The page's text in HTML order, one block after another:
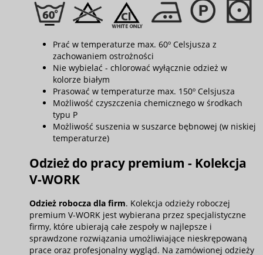
Prać w temperaturze max. 60º Celsjusza z
zachowaniem ostrożności
Nie wybielać - chlorować wyłącznie odzież w
kolorze białym
Prasować w temperaturze max. 150º Celsjusza
Możliwość czyszczenia chemicznego w środkach
typu P
Możliwość suszenia w suszarce bębnowej (w niskiej
temperaturze)
Odzież do pracy premium - Kolekcja
V-WORK
Odzież robocza dla firm. Kolekcja odzieży roboczej
premium V-WORK jest wybierana przez specjalistyczne
firmy, które ubierają całe zespoły w najlepsze i
sprawdzone rozwiązania umożliwiające nieskrępowaną
prace oraz profesjonalny wygląd. Na zamówionej odzieży